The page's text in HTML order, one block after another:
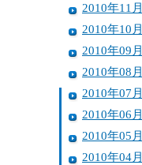
2010年11月
2010年10月
2010年09月
2010年08月
2010年07月
2010年06月
2010年05月
2010年04月